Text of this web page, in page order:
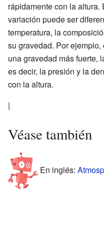
rápidamente con la altura.
variación puede ser
temperatura, la
su gravedad. Por
una gravedad más fuerte,
es decir, la presión y la
con la altura.
|
Véase también
En inglés: